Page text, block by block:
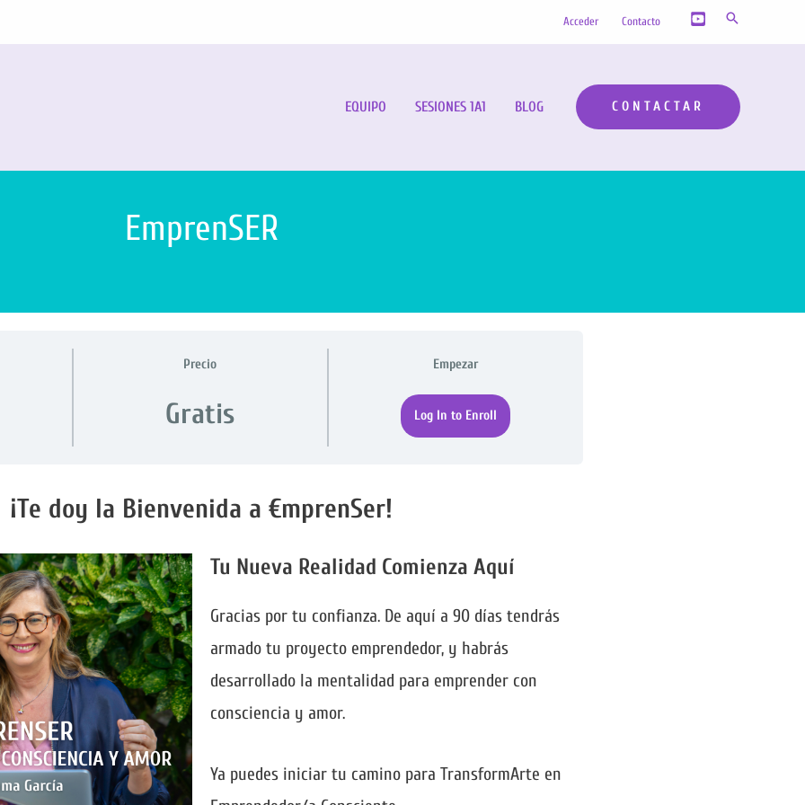
Acceder Contacto Buscar
EQUIPO SESIONES 1A1 BLOG CONTACTAR
EmprenSER
Precio
Gratis
Empezar
Log In to Enroll
¡Te doy la Bienvenida a €mprenSer!
Tu Nueva Realidad Comienza Aquí
Gracias por tu confianza. De aquí a 90 días tendrás
armado tu proyecto emprendedor, y habrás
desarrollado la mentalidad para emprender con
consciencia y amor.
Ya puedes iniciar tu camino para TransformArte en